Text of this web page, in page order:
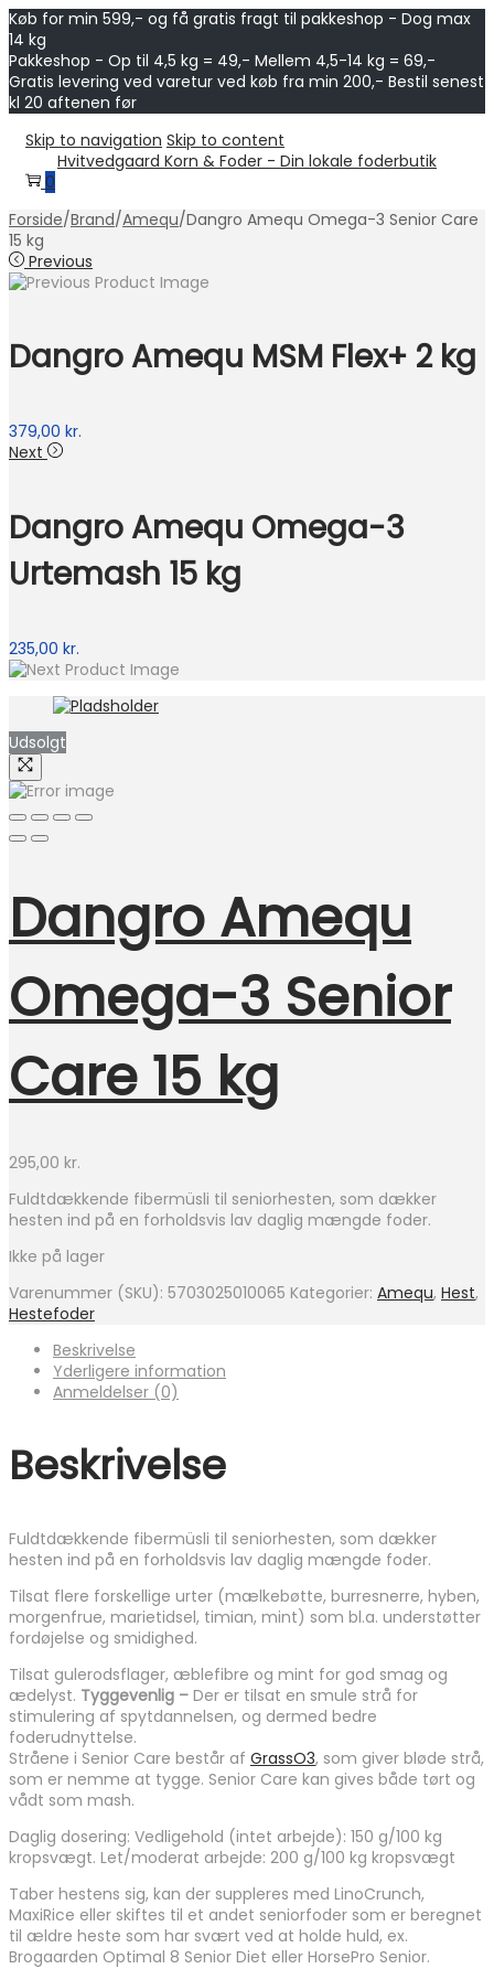
Køb for min 599,- og få gratis fragt til pakkeshop - Dog max
14 kg
Pakkeshop - Op til 4,5 kg = 49,- Mellem 4,5-14 kg = 69,-
Gratis levering ved varetur ved køb fra min 200,- Bestil senest
kl 20 aftenen før
Skip to navigation Skip to content
Hvitvedgaard Korn & Foder - Din lokale foderbutik
0
Forside/Brand/Amequ/Dangro Amequ Omega-3 Senior Care
15 kg
Previous
Dangro Amequ MSM Flex+ 2 kg
379,00 kr.
Next
Dangro Amequ Omega-3
Urtemash 15 kg
235,00 kr.
Udsolgt
Dangro Amequ
Omega-3 Senior
Care 15 kg
295,00 kr.
Fuldtdækkende fibermüsli til seniorhesten, som dækker
hesten ind på en forholdsvis lav daglig mængde foder.
Ikke på lager
Varenummer (SKU): 5703025010065 Kategorier: Amequ, Hest,
Hestefoder
Beskrivelse
Yderligere information
Anmeldelser (0)
Beskrivelse
Fuldtdækkende fibermüsli til seniorhesten, som dækker
hesten ind på en forholdsvis lav daglig mængde foder.
Tilsat flere forskellige urter (mælkebøtte, burresnerre, hyben,
morgenfrue, marietidsel, timian, mint) som bl.a. understøtter
fordøjelse og smidighed.
Tilsat gulerodsflager, æblefibre og mint for god smag og
ædelyst. Tyggevenlig – Der er tilsat en smule strå for
stimulering af spytdannelsen, og dermed bedre
foderudnyttelse.
Stråene i Senior Care består af GrassO3, som giver bløde strå,
som er nemme at tygge. Senior Care kan gives både tørt og
vådt som mash.
Daglig dosering: Vedligehold (intet arbejde): 150 g/100 kg
kropsvægt. Let/moderat arbejde: 200 g/100 kg kropsvægt
Taber hestens sig, kan der suppleres med LinoCrunch,
MaxiRice eller skiftes til et andet seniorfoder som er beregnet
til ældre heste som har svært ved at holde huld, ex.
Brogaarden Optimal 8 Senior Diet eller HorsePro Senior.